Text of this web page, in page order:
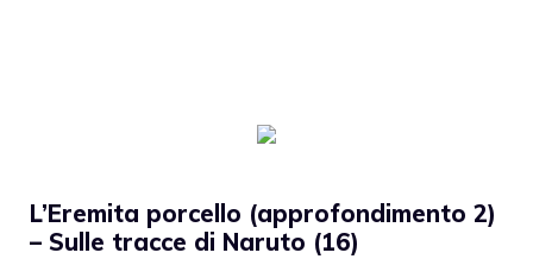
L’Eremita porcello (approfondimento 2)
– Sulle tracce di Naruto (16)